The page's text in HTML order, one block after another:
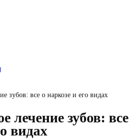
зубов: все о наркозе и его видах
лечение зубов: все
видах